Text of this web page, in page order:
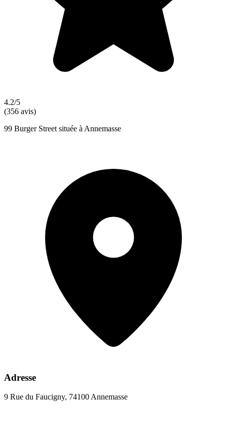
4.2/5
(356 avis)
99 Burger Street située à Annemasse
Adresse
9 Rue du Faucigny, 74100 Annemasse